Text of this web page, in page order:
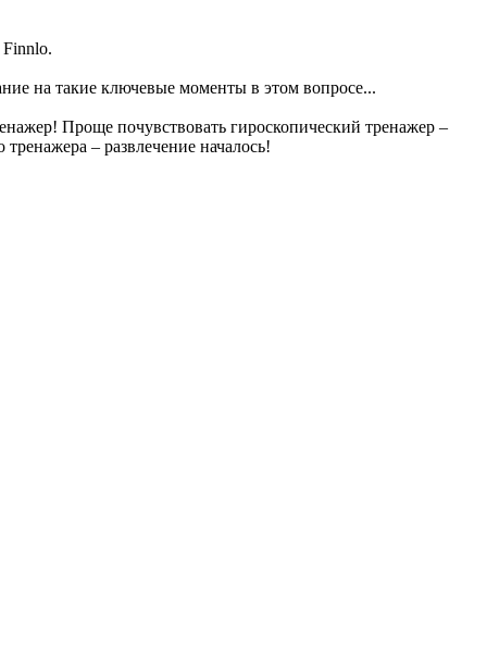
на такие ключевые моменты в этом вопросе...
Проще почувствовать гироскопический тренажер –
– развлечение началось!